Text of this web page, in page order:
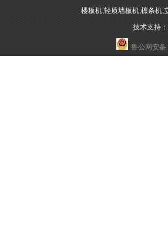
楼板机,轻质墙板机,檩条机,
技术支持
鲁公网安